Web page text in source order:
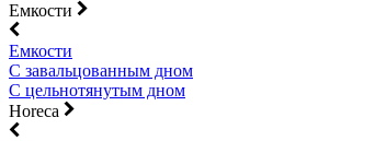
Емкости
Емкости
С завальцованным дном
С цельнотянутым дном
Horeca